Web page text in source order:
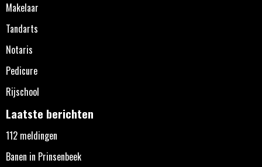
Makelaar
Tandarts
Notaris
Pedicure
Rijschool
Laatste berichten
112 meldingen
Banen in Prinsenbeek